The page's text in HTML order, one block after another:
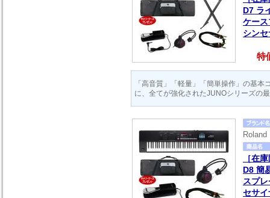
D7 ラ
ケー
シン
特
「高音質」「軽量」「簡単操作」の基本
に、全てが強化されたJUNOシリーズの
［在
D8 簡
スプ
セサ